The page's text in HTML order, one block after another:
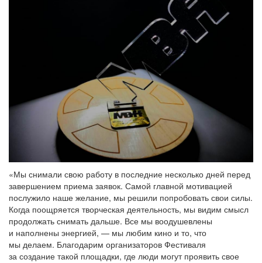
«Мы снимали свою работу в последние несколько дней перед
завершением приема заявок. Самой главной мотивацией
послужило наше желание, мы решили попробовать свои силы.
Когда поощряется творческая деятельность, мы видим смысл
продолжать снимать дальше. Все мы воодушевлены
и наполнены энергией, — мы любим кино и то, что
мы делаем. Благодарим организаторов Фестиваля
за создание такой площадки, где люди могут проявить свое